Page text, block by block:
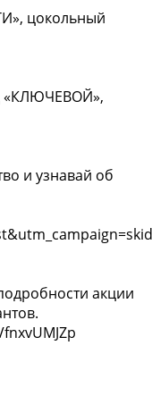
цокольный
«КЛЮЧЕВОЙ»,
и узнавай об
акции